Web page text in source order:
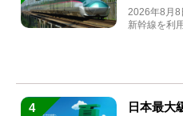
券も解説
2026年8月8
新幹線を利
4
日本最大